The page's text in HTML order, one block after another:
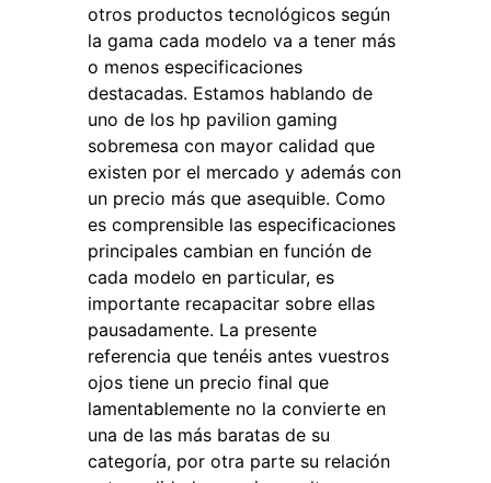
otros productos tecnológicos según
la gama cada modelo va a tener más
o menos especificaciones
destacadas. Estamos hablando de
uno de los hp pavilion gaming
sobremesa con mayor calidad que
existen por el mercado y además con
un precio más que asequible. Como
es comprensible las especificaciones
principales cambian en función de
cada modelo en particular, es
importante recapacitar sobre ellas
pausadamente. La presente
referencia que tenéis antes vuestros
ojos tiene un precio final que
lamentablemente no la convierte en
una de las más baratas de su
categoría, por otra parte su relación